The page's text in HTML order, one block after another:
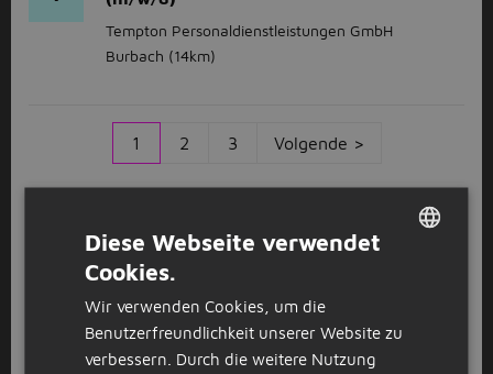
Tempton Personaldienstleistungen GmbH
Burbach (14km)
1 2 3 Volgende >
Anschauen Kürzlich geschlossene Stellenangebote
Stellenangebote in Siegen
Du bist an einem Job in Siegen interessiert? Zum
Diese Webseite verwendet
Cookies.
Wir verwenden Cookies, um die
Benutzerfreundlichkeit unserer Website zu
verbessern. Durch die weitere Nutzung